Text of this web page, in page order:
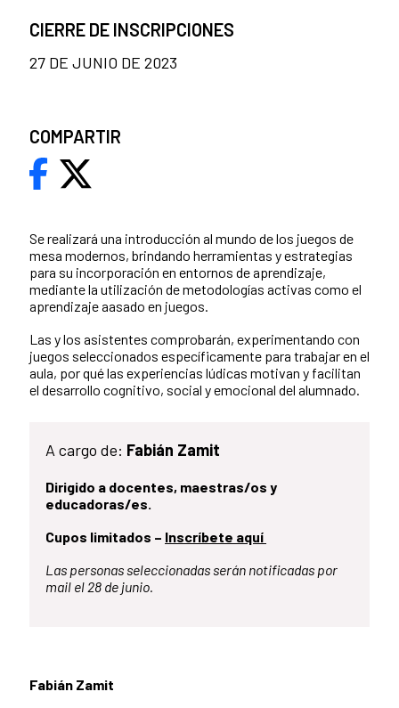
Se realizará una introducción al mundo de los juegos de
mesa modernos, brindando herramientas y estrategias
para su incorporación en entornos de aprendizaje,
mediante la utilización de metodologías activas como el
aprendizaje aasado en juegos.
Las y los asistentes comprobarán, experimentando con
juegos seleccionados específicamente para trabajar en el
aula, por qué las experiencias lúdicas motivan y facilitan
el desarrollo cognitivo, social y emocional del alumnado.
A cargo de: Fabián Zamit
Dirigido a docentes, maestras/os y
educadoras/es.
Cupos limitados – Inscríbete aquí
Las personas seleccionadas serán notificadas por
mail el 28 de junio.
Fabián Zamit
CIERRE DE INSCRIPCIONES
27 DE JUNIO DE 2023
COMPARTIR